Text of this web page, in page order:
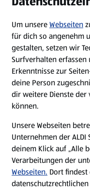
WhatsApp
Über ALDI SÜD
Filialen
Nachhaltigkeit
Karriere
Um unsereWebseiten
für dich so angenehm
gestalten, setzen wir
Surfverhalten
Erkenntnisse zur
deine Person
dir weitere Dienste der
können.
Unsere Webseiten
Unternehmen der ALDI
deinem Klick auf „Alle
Verarbeitungen der
Webseiten. Dort